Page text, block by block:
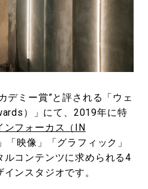
HANDBOOK
デミー賞”と評される「ウェ
）」にて、2019年に特
ンフォーカス（IN
「映像」「グラフィック」
ルコンテンツに求められる4
ンスタジオです。